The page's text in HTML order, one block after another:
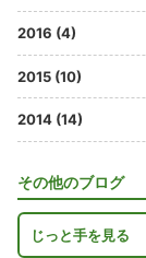
2016 (4)
2015 (10)
2014 (14)
その他のブログ
じっと手を見る